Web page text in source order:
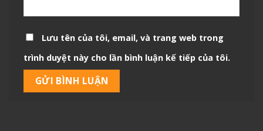
Lưu tên của tôi, email, và trang web trong
trình duyệt này cho lần bình luận kế tiếp của tôi.